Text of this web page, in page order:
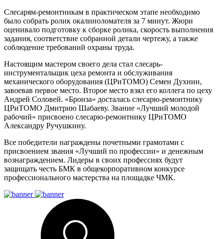
Слесарям-ремонтникам в практическом этапе необходимо
было собрать ролик окалиноломателя за 7 минут. Жюри
оценивало подготовку к сборке ролика, скорость выполнения
задания, соответствие собранной детали чертежу, а также
соблюдение требований охраны труда.
Настоящим мастером своего дела стал слесарь-
инструментальщик цеха ремонта и обслуживания
механического оборудования (ЦРиТОМО) Семен Духнин,
завоевав первое место. Второе место взял его коллега по цеху
Андрей Соловей. «Бронза» досталась слесарю-ремонтнику
ЦРиТОМО Дмитрию Шабаеву. Звание «Лучший молодой
рабочий» присвоено слесарю-ремонтнику ЦРиТОМО
Александру Ручушкину.
Все победители награждены почетными грамотами с
присвоением звания «Лучший по профессии» и денежным
вознаграждением. Лидеры в своих профессиях будут
защищать честь БМК в общекорпоративном конкурсе
профессионального мастерства на площадке ЧМК.